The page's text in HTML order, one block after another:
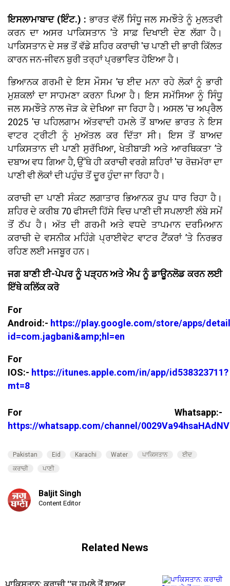
ਇਸਲਾਮਾਬਾਦ (ਇੰਟ.) : ਭਾਰਤ ਵੱਲੋਂ ਸਿੰਧੂ ਜਲ ਸਮਝੌਤੇ ਨੂੰ ਮੁਲਤਵੀ
ਕਰਨ ਦਾ ਅਸਰ ਪਾਕਿਸਤਾਨ ’ਤੇ ਸਾਫ਼ ਦਿਖਾਈ ਦੇਣ ਲੱਗਾ ਹੈ।
ਪਾਕਿਸਤਾਨ ਦੇ ਸਭ ਤੋਂ ਵੱਡੇ ਸ਼ਹਿਰ ਕਰਾਚੀ 'ਚ ਪਾਣੀ ਦੀ ਭਾਰੀ ਕਿੱਲਤ
ਕਾਰਨ ਜਨ-ਜੀਵਨ ਬੁਰੀ ਤਰ੍ਹਾਂ ਪ੍ਰਭਾਵਿਤ ਹੋਇਆ ਹੈ।
ਭਿਆਨਕ ਗਰਮੀ ਦੇ ਇਸ ਮੌਸਮ ’ਚ ਈਦ ਮਨਾ ਰਹੇ ਲੋਕਾਂ ਨੂੰ ਭਾਰੀ
ਮੁਸ਼ਕਲਾਂ ਦਾ ਸਾਹਮਣਾ ਕਰਨਾ ਪਿਆ ਹੈ। ਇਸ ਸਮੱਸਿਆ ਨੂੰ ਸਿੰਧੂ
ਜਲ ਸਮਝੌਤੇ ਨਾਲ ਜੋੜ ਕੇ ਦੇਖਿਆ ਜਾ ਰਿਹਾ ਹੈ। ਅਸਲ 'ਚ ਅਪ੍ਰੈਲ
2025 'ਚ ਪਹਿਲਗਾਮ ਅੱਤਵਾਦੀ ਹਮਲੇ ਤੋਂ ਬਾਅਦ ਭਾਰਤ ਨੇ ਇਸ
ਵਾਟਰ ਟ੍ਰੀਟੀ ਨੂੰ ਮੁਅੱਤਲ ਕਰ ਦਿੱਤਾ ਸੀ। ਇਸ ਤੋਂ ਬਾਅਦ
ਪਾਕਿਸਤਾਨ ਦੀ ਪਾਣੀ ਸੁਰੱਖਿਆ, ਖੇਤੀਬਾੜੀ ਅਤੇ ਆਰਥਿਕਤਾ ’ਤੇ
ਦਬਾਅ ਵਧ ਗਿਆ ਹੈ, ਉੱਥੇ ਹੀ ਕਰਾਚੀ ਵਰਗੇ ਸ਼ਹਿਰਾਂ 'ਚ ਰੋਜ਼ਮੱਰਾ ਦਾ
ਪਾਣੀ ਵੀ ਲੋਕਾਂ ਦੀ ਪਹੁੰਚ ਤੋਂ ਦੂਰ ਹੁੰਦਾ ਜਾ ਰਿਹਾ ਹੈ।
ਕਰਾਚੀ ਦਾ ਪਾਣੀ ਸੰਕਟ ਲਗਾਤਾਰ ਭਿਆਨਕ ਰੂਪ ਧਾਰ ਰਿਹਾ ਹੈ।
ਸ਼ਹਿਰ ਦੇ ਕਰੀਬ 70 ਫੀਸਦੀ ਹਿੱਸੇ ਵਿਚ ਪਾਣੀ ਦੀ ਸਪਲਾਈ ਲੰਬੇ ਸਮੇਂ
ਤੋਂ ਠੱਪ ਹੈ। ਅੱਤ ਦੀ ਗਰਮੀ ਅਤੇ ਵਧਦੇ ਤਾਪਮਾਨ ਦਰਮਿਆਨ
ਕਰਾਚੀ ਦੇ ਵਸਨੀਕ ਮਹਿੰਗੇ ਪ੍ਰਾਈਵੇਟ ਵਾਟਰ ਟੈਂਕਰਾਂ ’ਤੇ ਨਿਰਭਰ
ਰਹਿਣ ਲਈ ਮਜਬੂਰ ਹਨ।
ਜਗ ਬਾਣੀ ਈ-ਪੇਪਰ ਨੂੰ ਪੜ੍ਹਨ ਅਤੇ ਐਪ ਨੂੰ ਡਾਊਨਲੋਡ ਕਰਨ ਲਈ
ਇੱਥੇ ਕਲਿੱਕ ਕਰੋ
For
Android:- https://play.google.com/store/apps/
id=com.jagbani&amp;hl=en
For
IOS:- https://itunes.apple.com/in/app/id538323711?
mt=8
For Whatsapp:-
https://whatsapp.com/channel/
Pakistan Eid Karachi Water ਪਾਕਿਸਤਾਨ
ਈਦ
ਕਰਾਚੀ
ਪਾਣੀ
Baljit Singh
Content Editor
Related News